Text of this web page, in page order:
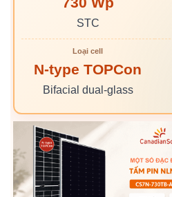
STC
Loại cell
N-type TOPCon
Bifacial dual-glass